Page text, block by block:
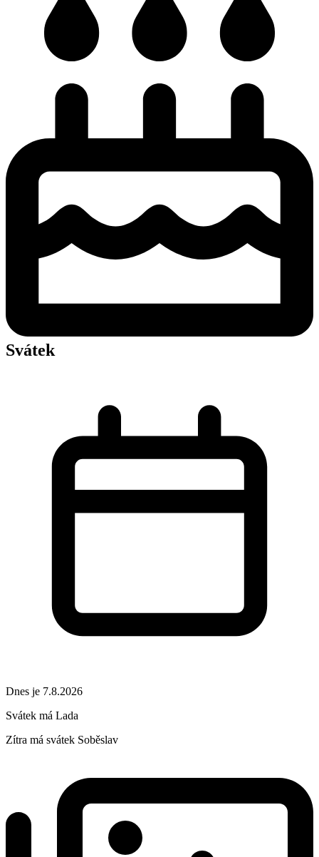
Svátek
Dnes je 7.8.2026
Svátek má Lada
Zítra má svátek Soběslav